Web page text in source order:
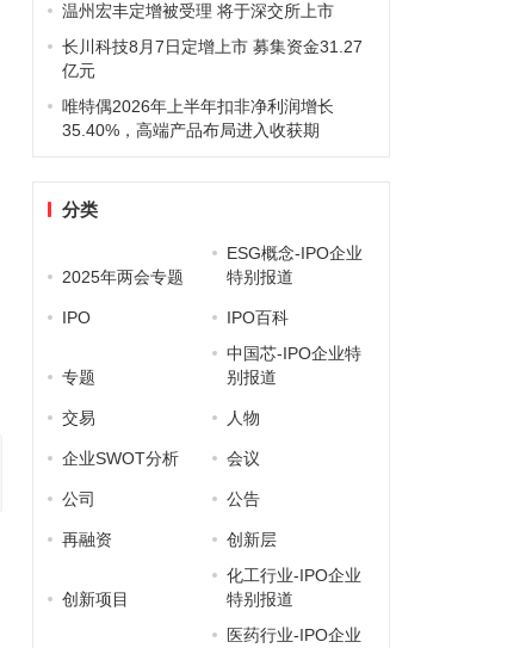
温州宏丰定增被受理 将于深交所上市
长川科技8月7日定增上市 募集资金31.27
亿元
唯特偶2026年上半年扣非净利润增长
35.40%，高端产品布局进入收获期
分类
2025年两会专题
ESG概念-IPO企业
特别报道
IPO IPO百科
专题
中国芯-IPO企业特
别报道
交易 人物
企业SWOT分析 会议
公司 公告
再融资 创新层
创新项目
化工行业-IPO企业
特别报道
医药行业-IPO企业